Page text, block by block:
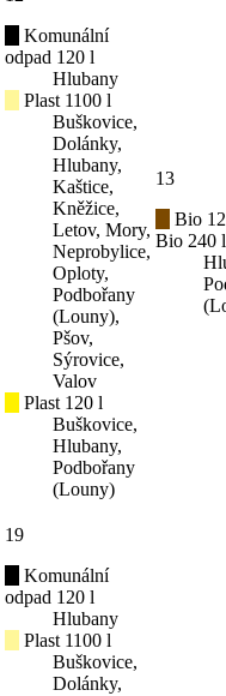
Komunální
odpad 120 l
Hlubany
Plast 1100 l
Buškovice,
Dolánky,
Hlubany,
Kaštice,
Kněžice,
Letov, Mory,
Neprobylice,
Oploty,
Podbořany
(Louny),
Pšov,
Sýrovice,
Valov
Plast 120 l
Buškovice,
Hlubany,
Podbořany
(Louny)
13
Bio
Bio 240 l
19
Komunální
odpad 120 l
Hlubany
Plast 1100 l
Buškovice,
Dolánky,